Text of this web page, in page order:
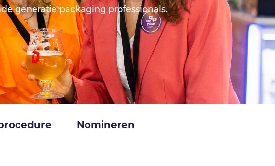
generatie packaging professionals.
Nomineren